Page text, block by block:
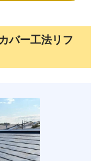
バー工法リフ